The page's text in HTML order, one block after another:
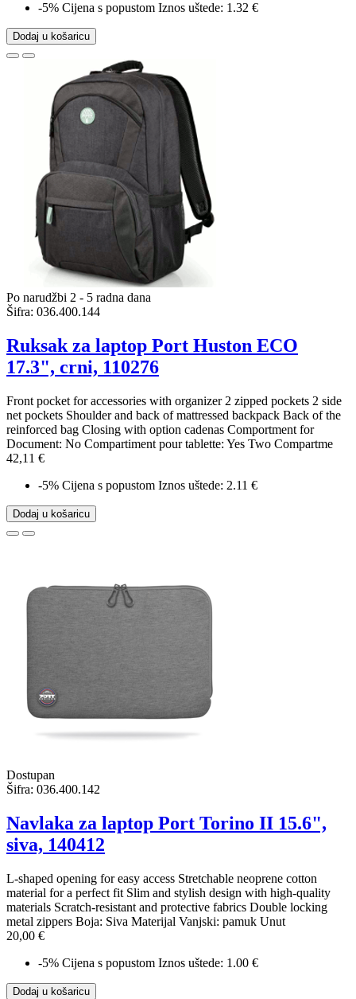
-5% Cijena s popustom Iznos uštede: 1.32 €
Dodaj u košaricu
Po narudžbi 2 - 5 radna dana
Šifra: 036.400.144
Ruksak za laptop Port Huston ECO
17.3", crni, 110276
Front pocket for accessories with organizer 2 zipped pockets 2 side
net pockets Shoulder and back of mattressed backpack Back of the
reinforced bag Closing with option cadenas Comportment for
Document: No Compartiment pour tablette: Yes Two Compartme
42,11 €
-5% Cijena s popustom Iznos uštede: 2.11 €
Dodaj u košaricu
Dostupan
Šifra: 036.400.142
Navlaka za laptop Port Torino II 15.6",
siva, 140412
L-shaped opening for easy access Stretchable neoprene cotton
material for a perfect fit Slim and stylish design with high-quality
materials Scratch-resistant and protective fabrics Double locking
metal zippers Boja: Siva Materijal Vanjski: pamuk Unut
20,00 €
-5% Cijena s popustom Iznos uštede: 1.00 €
Dodaj u košaricu